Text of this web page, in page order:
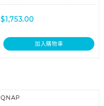
$1,753.00
加入購物車
QNAP